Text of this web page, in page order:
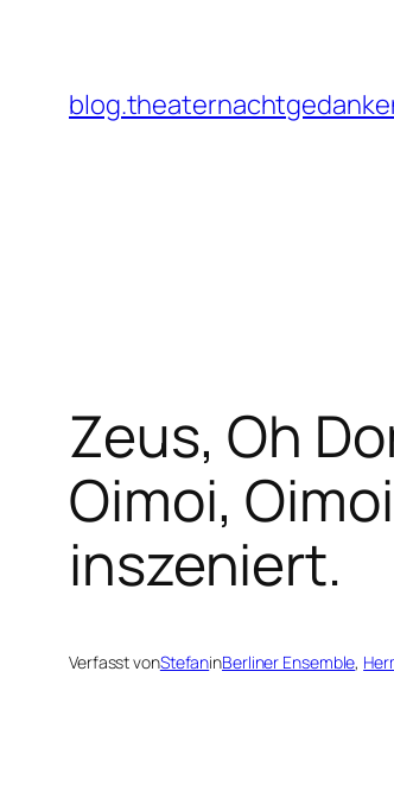
springen
Zeus, Oh
Oimoi,
inszeniert.
Verfasst vonStefaninBerliner Ensemble,